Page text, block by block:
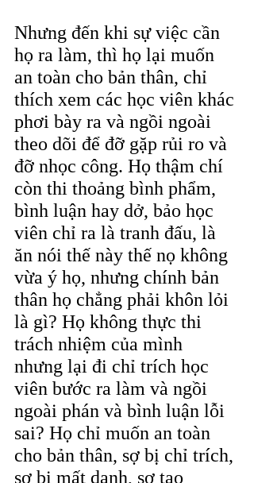
Nhưng đến khi sự việc cần
họ ra làm, thì họ lại muốn
an toàn cho bản thân, chỉ
thích xem các học viên khác
phơi bày ra và ngồi ngoài
theo dõi để đỡ gặp rủi ro và
đỡ nhọc công. Họ thậm chí
còn thi thoảng bình phẩm,
bình luận hay dở, bảo học
viên chỉ ra là tranh đấu, là
ăn nói thế này thế nọ không
vừa ý họ, nhưng chính bản
thân họ chẳng phải khôn lỏi
là gì? Họ không thực thi
trách nhiệm của mình
nhưng lại đi chỉ trích học
viên bước ra làm và ngồi
ngoài phán và bình luận lỗi
sai? Họ chỉ muốn an toàn
cho bản thân, sợ bị chỉ trích,
sợ bị mất danh, sợ tạo